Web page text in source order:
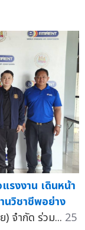
งงาน เดินหน้า
นวิชาชีพอย่าง
จำกัด ร่วม... 25